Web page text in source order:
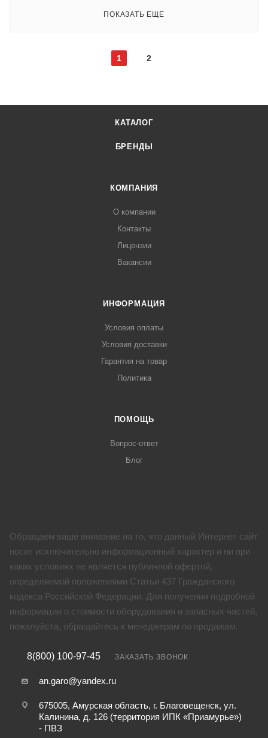
ПОКАЗАТЬ ЕЩЕ
1 2
КАТАЛОГ
БРЕНДЫ
КОМПАНИЯ
О компании
Контакты
Лицензии
Вакансии
ИНФОРМАЦИЯ
Условия оплаты
Условия доставки
Гарантия на товар
Политика
ПОМОЩЬ
Вопрос-ответ
Блог
Обращаем ваше внимание на то, что данный Интернет сайт
носит исключительно информационный характер и ни при
каких условиях не является публичной офертой,
определяемой положениями Статьи 437 Гражданского
кодекса Российской Федерации. Для получения подробной
информации о стоимости оборудования и запасных частей,
пожалуйста, обращайтесь к менеджерам по продажам.
8(800) 100-97-45 ЗАКАЗАТЬ ЗВОНОК
an.garo@yandex.ru
675005, Амурская область, г. Благовещенск, ул.
Калинина, д. 126 (территория ИПК «Приамурье»)
- ПВЗ